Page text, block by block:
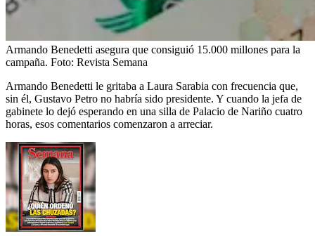
Armando Benedetti asegura que consiguió 15.000 millones para la
campaña. Foto: Revista Semana
Armando Benedetti le gritaba a Laura Sarabia con frecuencia que,
sin él, Gustavo Petro no habría sido presidente. Y cuando la jefa de
gabinete lo dejó esperando en una silla de Palacio de Nariño cuatro
horas, esos comentarios comenzaron a arreciar.